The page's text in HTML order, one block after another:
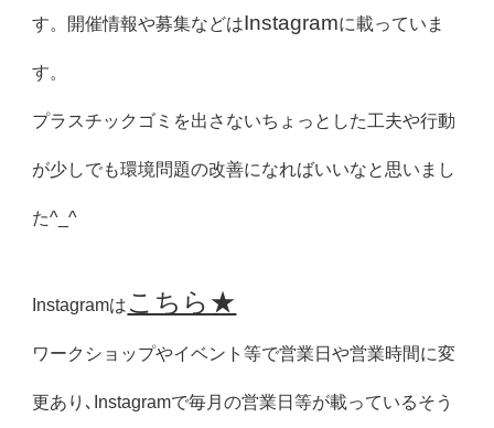
す。開催情報や募集などはInstagramに載っていま
す。
プラスチックゴミを出さないちょっとした工夫や行動
が少しでも環境問題の改善になればいいなと思いまし
た^_^
Instagramは こちら★
ワークショップやイベント等で営業日や営業時間に変
更あり､Instagramで毎月の営業日等が載っているそう